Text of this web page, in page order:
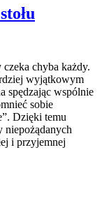
chyba każdy.
wyjątkowym
spędzając wspólnie
sobie
Dzięki temu
niepożądanych
i przyjemnej